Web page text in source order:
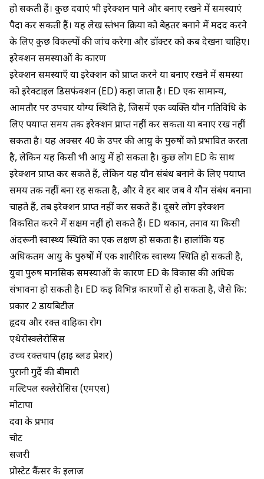
हो सकती हैं। कुछ दवाएं भी इरेक्शन पाने और बनाए रखने में समस्याएं
पैदा कर सकती हैं। यह लेख स्तंभन क्रिया को बेहतर बनाने में मदद करने
के लिए कुछ विकल्पों की जांच करेगा और डॉक्टर को कब देखना चाहिए।
इरेक्शन समस्याओं के कारण
इरेक्शन समस्याएँ या इरेक्शन को प्राप्त करने या बनाए रखने में समस्या
कोइरेक्टाइल डिसफंक्शन(ED) कहा जाता है। ED एक सामान्य,
आमतौर पर उपचार योग्य स्थिति है, जिसमें एक व्यक्ति यौन गतिविधि के
लिए पर्याप्त समय तक इरेक्शन प्राप्त नहीं कर सकता या बनाए रख नहीं
सकता है। यह अक्सर 40 के उपर की आयु के पुरुषों को प्रभावित करता
है, लेकिन यह किसी भी आयु में हो सकता है। कुछ लोग ED के साथ
इरेक्शन प्राप्त कर सकते हैं, लेकिन यह यौन संबंध बनाने के लिए पर्याप्त
समय तक नहीं बना रह सकता है, और वे हर बार जब वे यौन संबंध बनाना
चाहते हैं, तब इरेक्शन प्राप्त नहीं कर सकते हैं। दूसरे लोग इरेक्शन
विकसित करने में सक्षम नहीं हो सकते हैं। ED थकान, तनाव या किसी
अंदरूनी स्वास्थ्य स्थिति का एक लक्षण हो सकता है। हालांकि यह
अधिकतम आयु के पुरुषों में एक शारीरिक स्वास्थ्य स्थिति हो सकती है,
युवा पुरुष मानसिक समस्याओं के कारण ED के विकास की अधिक
संभावना हो सकती है। ED कई विभिन्न कारणों से हो सकता है, जैसे कि:
प्रकार 2 डायबिटीज
हृदय और रक्त वाहिका रोग
एथेरोस्क्लेरोसिस
उच्च रक्तचाप (हाई ब्लड प्रेशर)
पुरानी गुर्दे की बीमारी
मल्टिपल स्क्लेरोसिस (एमएस)
मोटापा
दवा के प्रभाव
चोट
सर्जरी
प्रोस्टेट कैंसर के इलाज